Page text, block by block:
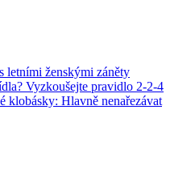
letními ženskými záněty
Vyzkoušejte pravidlo 2-2-4
klobásky: Hlavně nenařezávat